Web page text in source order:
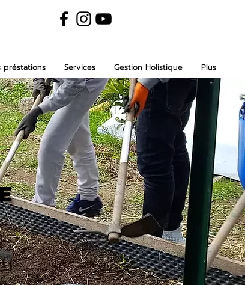
préstations Services Gestion Holistique Plus